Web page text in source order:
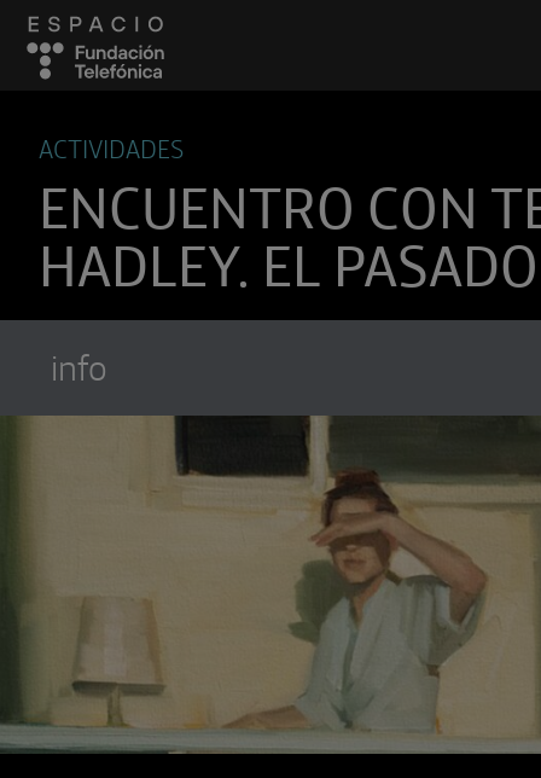
ACTIVIDADES
ENCUENTRO CON
HADLEY. EL PASADO
info